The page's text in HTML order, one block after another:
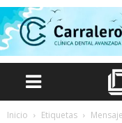
Inicio Etiquetas